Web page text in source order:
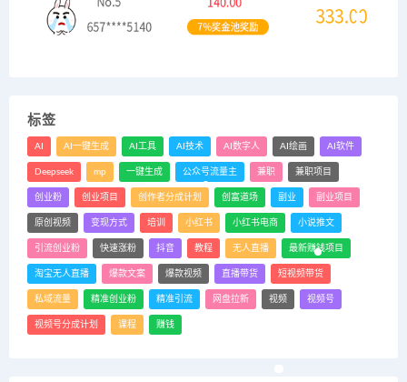
标签
AI AI一键生成 AI工具 AI技术 AI数字人 AI绘画 AI软件
Deepseek mp 一键生成 公众号流量主 兼职 兼职项目
创业粉 创业项目 创作者分成计划 创富道场 副业 副业项目
原创视频 变现方式 培训 小红书 小红书电商 小说推文
引流创业粉 快速涨粉 抖音 教程 无人直播 最新赚钱项目
淘宝无人直播 爆款文案 爆款视频 直播带货 短视频带货
私域流量 精准创业粉 精准引流 网盘拉新 视频 视频号
视频号分成计划 课程 赚钱